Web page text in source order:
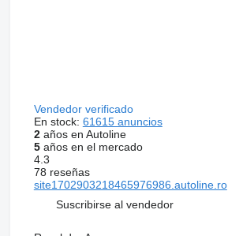
Vendedor verificado
En stock: 61615 anuncios
2años en Autoline
5años en el mercado
4.3
78 reseñas
site1702903218465976986.autoline.ro
Suscribirse al vendedor